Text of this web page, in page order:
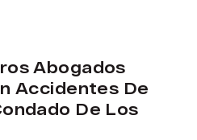
Abogados
Accidentes De
De Los